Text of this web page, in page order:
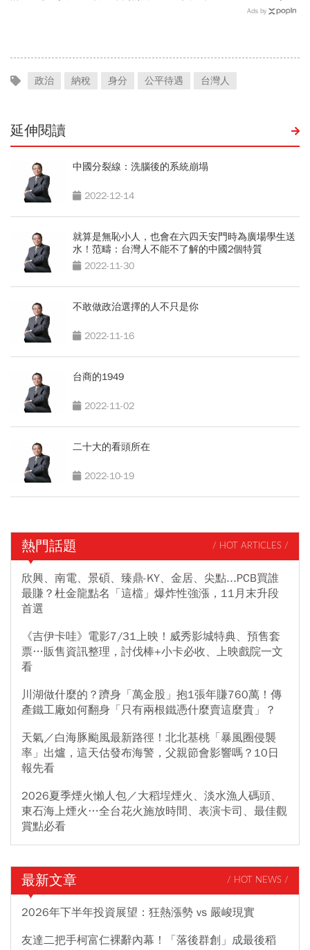
Ads by
政治 納稅 身分 公平待遇 台灣人
延伸閱讀
中國分裂線：洗腦後的系統崩塌
2022-12-14
就算是無恥小人，也會在六四天安門時為廣場學生送
水！范疇：台灣人不能不了解的中國2個特質
2022-11-30
不敢做政治選擇的人不只是你
2022-11-16
台商的1949
2022-11-02
二十大的看頭所在
2022-10-19
熱門話題 / HOT ARTICLES /
欣興、南電、景碩、臻鼎-KY、金居、尖點...PCB買誰
最賺？杜金龍點名「這檔」爆炸性強漲，11月末升段
首選
《吉伊卡哇》電影7/31上映！威秀影城特典、預售套
票…販售資訊整理，討伐棒+小卡必收、上映戲院一文
看
川湖做什麼的？躋身「萬金股」抱1張年賺760萬！傳
產鐵工廠如何翻身「只有兩根鐵憑什麼賣這麼貴」？
天氣／白海豚颱風最新路徑！北北基桃「暴風圈侵襲
率」出爐，這天估發布海警，父親節會影響嗎？10日
報先看
2026夏季煙火懶人包／大稻埕煙火、淡水漁人碼頭、
東石海上煙火…全台花火施放時間、表演卡司、最佳觀
賞點必看
最新文章 / HOT NEWS /
2026年下半年投資展望：狂熱漲勢 vs 嚴峻現實
友達二把手柯富仁裸辭內幕！「落後群創」成最後稻